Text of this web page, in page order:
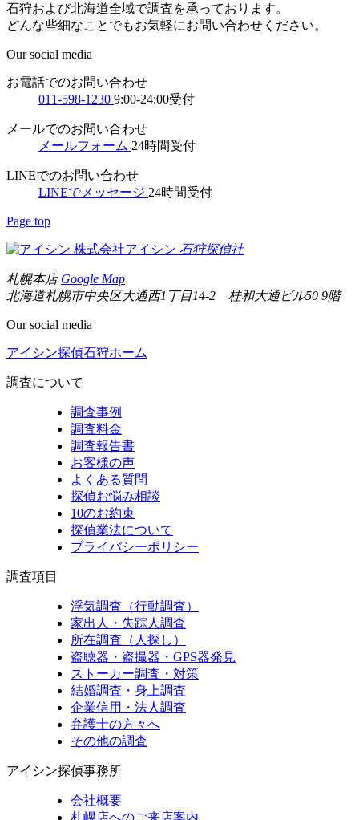
石狩および北海道全域で調査を承っております。
どんな些細なことでもお気軽にお問い合わせください。
Our social media
お電話でのお問い合わせ
011-598-1230 9:00-24:00受付
メールでのお問い合わせ
メールフォーム 24時間受付
LINEでのお問い合わせ
LINEでメッセージ 24時間受付
Page top
株式会社アイシン 石狩探偵社
札幌本店Google Map
北海道札幌市中央区大通西1丁目14-2 桂和大通ビル50 9階
Our social media
アイシン探偵石狩ホーム
調査について
調査事例
調査料金
調査報告書
お客様の声
よくある質問
探偵お悩み相談
10のお約束
探偵業法について
プライバシーポリシー
調査項目
浮気調査（行動調査）
家出人・失踪人調査
所在調査（人探し）
盗聴器・盗撮器・GPS器発見
ストーカー調査・対策
結婚調査・身上調査
企業信用・法人調査
弁護士の方々へ
その他の調査
アイシン探偵事務所
会社概要
札幌店へのご来店案内